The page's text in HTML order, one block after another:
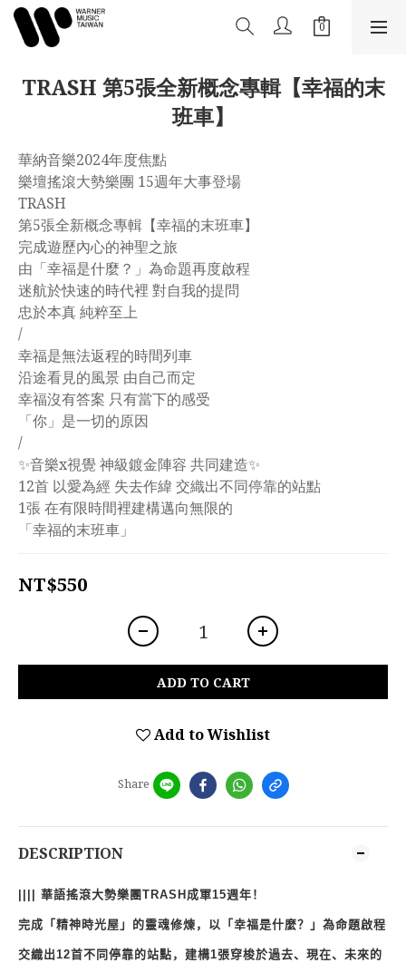
TRASH 第5張全新概念專輯【幸福的末
班車】
華納音樂2024年度焦點
樂壇搖滾大勢樂團 15週年大事登場
TRASH
第5張全新概念專輯【幸福的末班車】
完成遊歷內心的神聖之旅
由「幸福是什麼？」為命題再度啟程
迷航於快速的時代裡 對自我的提問
忠於本真 純粹至上
/
幸福是無法返程的時間列車
沿途看見的風景 由自己而定
幸福沒有答案 只有當下的感受
「你」是一切的原因
/
✨音樂x視覺 神級鍍金陣容 共同建造✨
12首 以愛為經 失去作緯 交織出不同停靠的站點
1張 在有限時間裡建構邁向無限的
「幸福的末班車」
NT$550
ADD TO CART
Add to Wishlist
Share
DESCRIPTION
華語搖滾大勢樂團 TRASH 成軍15週年！
完成「精神時光屋」的靈魂修煉，以「幸福是什麼？」為命題啟程
交織出12首不同停靠的站點，建構1張穿梭於過去、現在、未來的